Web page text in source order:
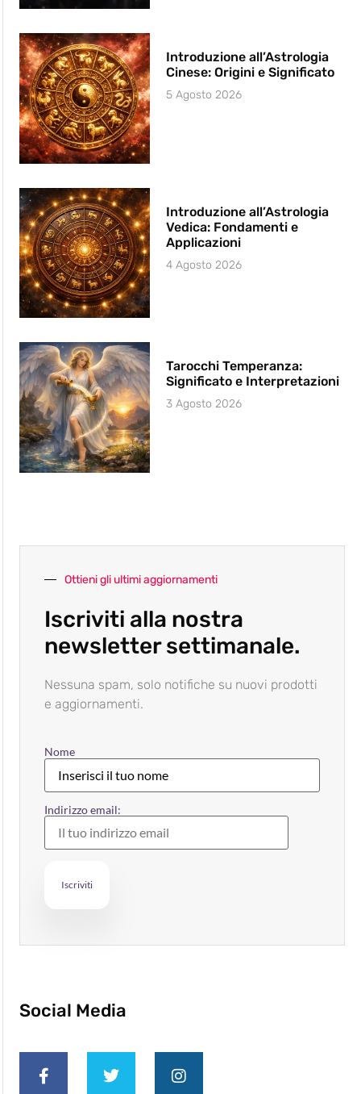
Introduzione all’Astrologia
Cinese: Origini e Significato
5 Agosto 2026
Introduzione all’Astrologia
Vedica: Fondamenti e
Applicazioni
4 Agosto 2026
Tarocchi Temperanza:
Significato e Interpretazioni
3 Agosto 2026
Ottieni gli ultimi aggiornamenti
Iscriviti alla nostra
newsletter settimanale.
Nessuna spam, solo notifiche su nuovi prodotti
e aggiornamenti.
Nome
Indirizzo email:
Social Media